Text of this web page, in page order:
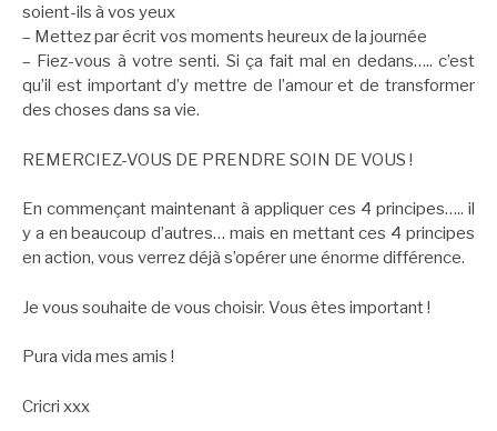
soient-ils à vos yeux
– Mettez par écrit vos moments heureux de la journée
– Fiez-vous à votre senti. Si ça fait mal en dedans….. c’est
qu’il est important d’y mettre de l’amour et de transformer
des choses dans sa vie.
REMERCIEZ-VOUS DE PRENDRE SOIN DE VOUS !
En commençant maintenant à appliquer ces 4 principes….. il
y a en beaucoup d’autres… mais en mettant ces 4 principes
en action, vous verrez déjà s’opérer une énorme différence.
Je vous souhaite de vous choisir. Vous êtes important !
Pura vida mes amis !
Cricri xxx